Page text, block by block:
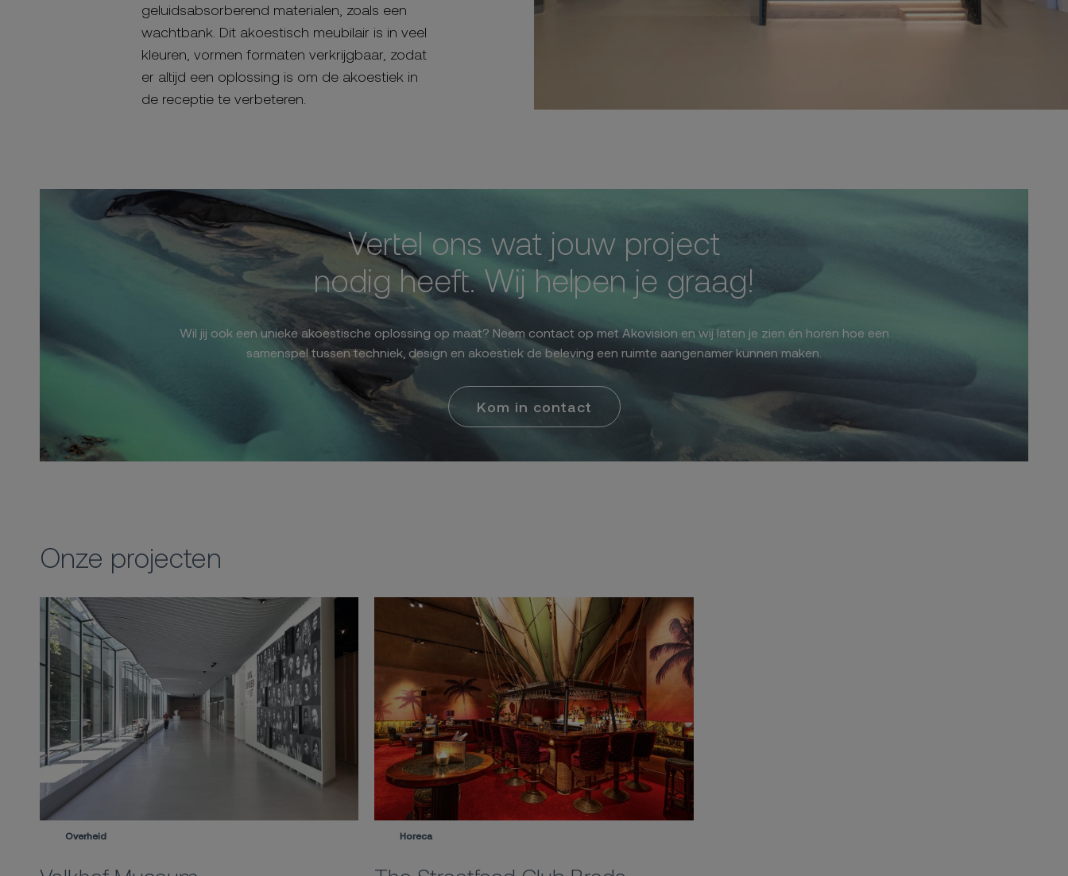
geluidsabsorberend materialen, zoals een
wachtbank. Dit akoestisch meubilair is in veel
kleuren, vormen formaten verkrijgbaar, zodat
er altijd een oplossing is om de akoestiek in
de receptie te verbeteren.
Vertel ons wat jouw project
nodig heeft. Wij helpen je graag!
Wil jij ook een unieke akoestische oplossing op maat? Neem contact op met Akovision en wij laten je zien én horen hoe een
samenspel tussen techniek, design en akoestiek de beleving een ruimte aangenamer kunnen maken.
Kom in contact
Onze projecten
Overheid Horeca